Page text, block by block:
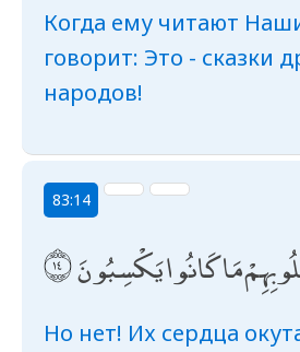
Когда ему читают
говорит: Это - сказки
народов!
83:14
مَا كَانُوا يَكْسِبُونَ
Но нет! Их сердца